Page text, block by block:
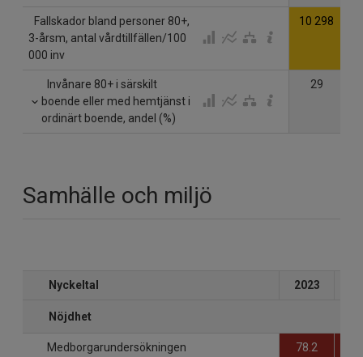
Fallskador bland personer 80+,
3-årsm, antal vårdtillfällen/100
000 inv
10 298
Invånare 80+ i särskilt
boende eller med hemtjänst i
ordinärt boende, andel (%)
29
Samhälle och miljö
Nyckeltal 2023
Nöjdhet
Medborgarundersökningen
78.2